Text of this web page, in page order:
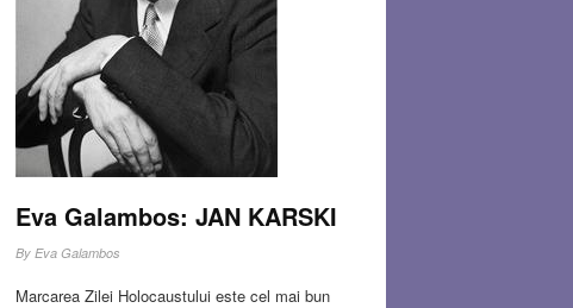
Eva Galambos: JAN KARSKI
By Eva Galambos
Marcarea Zilei Holocaustului este cel mai bun